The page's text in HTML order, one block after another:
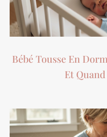
Bébé Tousse En
Et